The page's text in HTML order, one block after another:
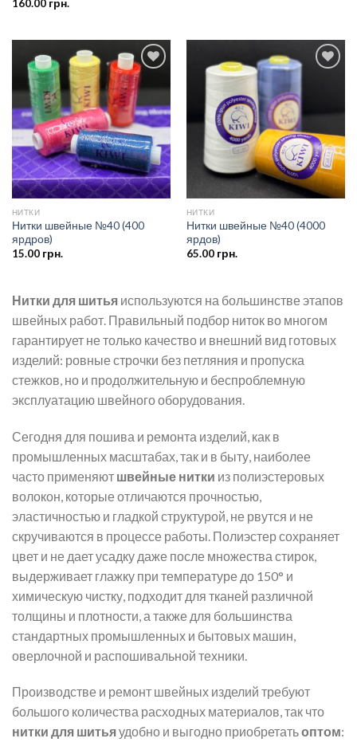
160.00грн.
Добавить
в список
желаний
НИТКИ
Нитки швейные №40 (400
ярдров)
15.00грн.
желаний
НИТКИ
Нитки швейные №40 (4000
ярдов)
65.00грн.
Нитки для шитья используются на большинстве этапов
швейных работ. Правильный подбор ниток во многом
гарантирует не только качество и внешний вид готовых
изделий: ровные строчки без петляния и пропуска
стежков, но и продолжительную и беспроблемную
эксплуатацию швейного оборудования.
Сегодня для пошива и ремонта изделий, как в
промышленных масштабах, так и в быту, наиболее
часто применяют швейные нитки из полиэстеровых
волокон, которые отличаются прочностью,
эластичностью и гладкой структурой, не рвутся и не
скручиваются в процессе работы. Полиэстер сохраняет
цвет и не дает усадку даже после множества стирок,
выдерживает глажку при температуре до 150° и
химическую чистку, подходит для тканей различной
толщины и плотности, а также для большинства
стандартных промышленных и бытовых машин,
оверлочной и распошивальной техники.
Производстве и ремонт швейных изделий требуют
большого количества расходных материалов, так что
нитки для шитьяудобно и выгодно приобретатьоптом: